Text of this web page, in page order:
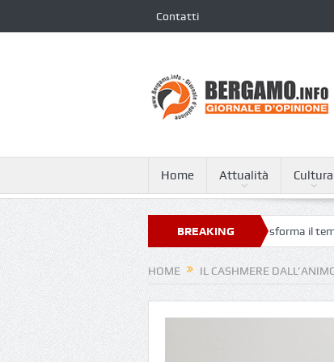
Contatti
Home Attualità Cultura
BREAKING
NEWS
Airport, l’arte contemporanea trasforma il tempo
HOME IL CASHMERE